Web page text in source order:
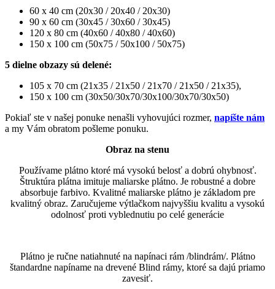
60 x 40 cm (20x30 / 20x40 / 20x30)
90 x 60 cm (30x45 / 30x60 / 30x45)
120 x 80 cm (40x60 / 40x80 / 40x60)
150 x 100 cm (50x75 / 50x100 / 50x75)
5 dielne obzazy sú delené:
105 x 70 cm (21x35 / 21x50 / 21x70 / 21x50 / 21x35),
150 x 100 cm (30x50/30x70/30x100/30x70/30x50)
Pokiaľ ste v našej ponuke nenašli vyhovujúci rozmer, napíšte nám
a my Vám obratom pošleme ponuku.
Obraz na stenu
Používame plátno ktoré má vysokú belosť a dobrú ohybnosť.
Štruktúra plátna imituje maliarske plátno. Je robustné a dobre
absorbuje farbivo. Kvalitné maliarske plátno je základom pre
kvalitný obraz. Zaručujeme výtlačkom najvyššiu kvalitu a vysokú
odolnosť proti vyblednutiu po celé generácie
Plátno je ručne natiahnuté na napínaci rám /blindrám/. Plátno
štandardne napíname na drevené Blind rámy, ktoré sa dajú priamo
zavesiť.